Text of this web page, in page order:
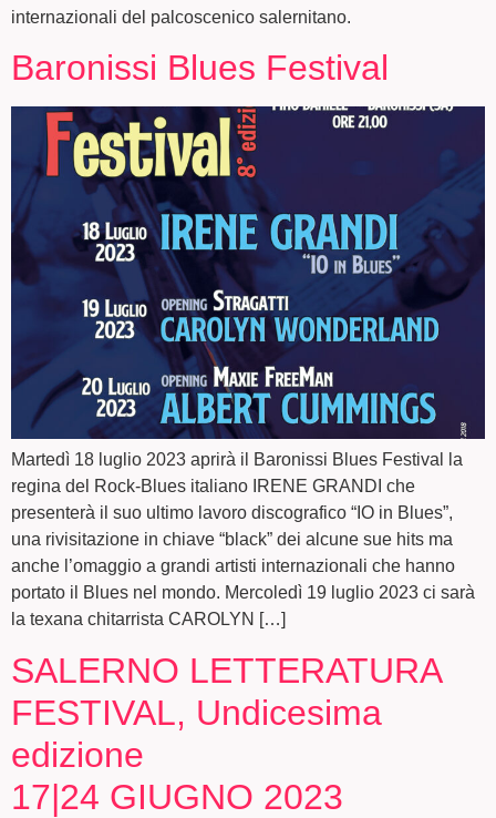
internazionali del palcoscenico salernitano.
Baronissi Blues Festival
Martedì 18 luglio 2023 aprirà il Baronissi Blues Festival la
regina del Rock-Blues italiano IRENE GRANDI che
presenterà il suo ultimo lavoro discografico “IO in Blues”,
una rivisitazione in chiave “black” dei alcune sue hits ma
anche l’omaggio a grandi artisti internazionali che hanno
portato il Blues nel mondo. Mercoledì 19 luglio 2023 ci sarà
la texana chitarrista CAROLYN […]
SALERNO LETTERATURA
FESTIVAL, Undicesima
edizione
17|24 GIUGNO 2023